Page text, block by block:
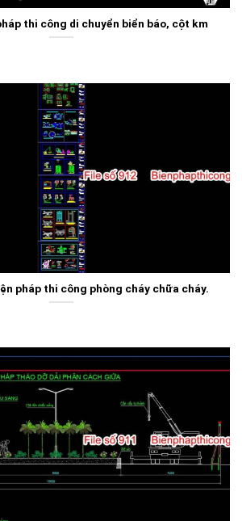
thi công di chuyển biển báo, cột km
pháp thi công phòng cháy chữa cháy.